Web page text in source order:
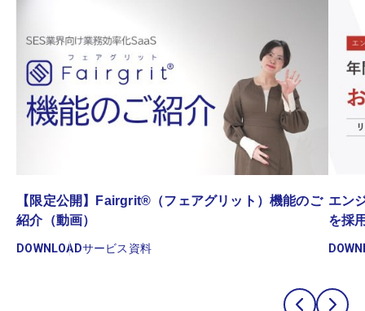
【限定公開】Fairgrit®（フェアグリット）機能のご
紹介（動画）
DOWNLOADサービス資料
エン
を採